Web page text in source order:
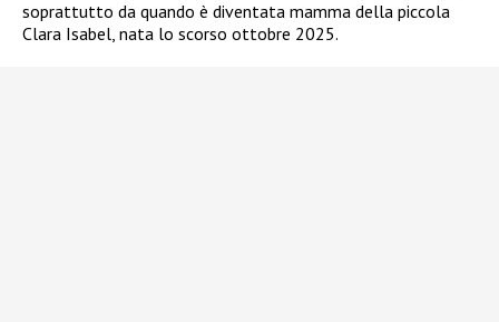
soprattutto da quando è diventata mamma della piccola
Clara Isabel, nata lo scorso ottobre 2025.